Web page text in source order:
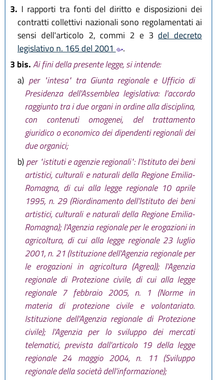
3. I rapporti tra fonti del diritto e disposizioni dei
contratti collettivi nazionali sono regolamentati ai
sensi dell'articolo 2, commi 2 e 3 del decreto
legislativo n. 165 del 2001
.
3 bis.Ai fini della presente legge, si intende:
a) per "intesa" tra Giunta regionale e Ufficio di
Presidenza dell'Assemblea legislativa: l'accordo
raggiunto tra i due organi in ordine alla disciplina,
con contenuti omogenei, del trattamento
giuridico o economico dei dipendenti regionali dei
due organici;
b) per "istituti e agenzie regionali": l'Istituto dei beni
artistici, culturali e naturali della Regione Emilia-
Romagna, di cui alla legge regionale 10 aprile
1995, n. 29 (Riordinamento dell'Istituto dei beni
artistici, culturali e naturali della Regione Emilia-
Romagna); l'Agenzia regionale per le erogazioni in
agricoltura, di cui alla legge regionale 23 luglio
2001, n. 21 (Istituzione dell'Agenzia regionale per
le erogazioni in agricoltura (Agrea)); l'Agenzia
regionale di Protezione civile, di cui alla legge
regionale 7 febbraio 2005, n. 1 (Norme in
materia di protezione civile e volontariato.
Istituzione dell'Agenzia regionale di Protezione
civile); l'Agenzia per lo sviluppo dei mercati
telematici, prevista dall'articolo 19 della legge
regionale 24 maggio 2004, n. 11 (Sviluppo
regionale della società dell'informazione);